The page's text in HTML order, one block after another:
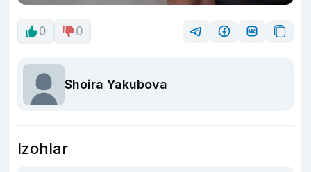
0 0
Shoira Yakubova
Izohlar